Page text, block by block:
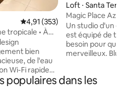
Évaluation moyenne sur la
4,91 (353)
tropicale • À
bien
de l'eau
Wi-Fi rapide
en
Loft ⋅ Santa
Magic Place Azul
Un studio d'un
est équipé de
besoin pour que
merveilleux. Blue
supermarchés,
populaires dans les